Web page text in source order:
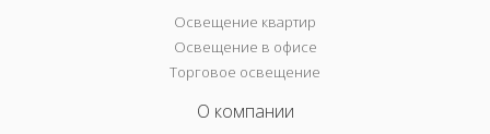
Освещение квартир
Освещение в офисе
Торговое освещение
О компании